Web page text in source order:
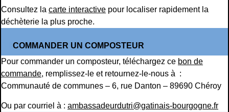
Consultez la carte interactive pour localiser rapidement la
déchèterie la plus proche.
COMMANDER UN COMPOSTEUR
Pour commander un composteur, téléchargez ce bon de
commande, remplissez-le et retournez-le-nous à :
Communauté de communes – 6, rue Danton – 89690 Chéroy
Ou par courriel à : ambassadeurdutri@gatinais-bourgogne.fr